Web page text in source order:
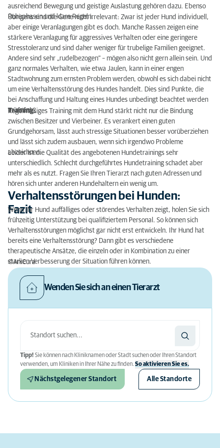
ausreichend Bewegung und geistige Auslastung gehören dazu. Ebenso
Ruhephasen und klare Regeln.
Übrigens sind die Gene nicht irrelevant: Zwar ist jeder Hund individuell,
aber einige Veranlagungen gibt es doch. Manche Rassen zeigen eine
stärkere Veranlagung für aggressives Verhalten oder eine geringere
Stresstoleranz und sind daher weniger für trubelige Familien geeignet.
Andere sind sehr „rudelbezogen“ – mögen also nicht gern allein sein. Und
ganz normales Verhalten, wie etwa Jaulen, kann in einer engen
Stadtwohnung zum ernsten Problem werden, obwohl es sich dabei nicht
um eine Verhaltensstörung des Hundes handelt. Dies sind Punkte, die
bei Anschaffung und Haltung eines Hundes unbedingt beachtet werden
müssen!
Training:
Regelmäßiges Training mit dem Hund stärkt nicht nur die Bindung
zwischen Besitzer und Vierbeiner. Es verankert einen guten
Grundgehorsam, lässt auch stressige Situationen besser vorüberziehen
und lässt sich zudem ausbauen, wenn sich irgendwo Probleme
abzeichnen.
Leider ist die Qualität des angebotenen Hundetrainings sehr
unterschiedlich. Schlecht durchgeführtes Hundetraining schadet aber
mehr als es nutzt. Fragen Sie Ihren Tierarzt nach guten Adressen und
hören sich unter anderen Hundehaltern ein wenig um.
Verhaltensstörungen bei Hunden:
Fazit
Wenn Ihr Hund auffälliges oder störendes Verhalten zeigt, holen Sie sich
frühzeitig Unterstützung bei qualifiziertem Personal. So können sich
Verhaltensstörungen möglichst gar nicht erst entwickeln. Ihr Hund hat
bereits eine Verhaltensstörung? Dann gibt es verschiedene
therapeutische Ansätze, die einzeln oder in Kombination zu einer
starken Verbesserung der Situation führen können.
©AniCura
Wenden Sie sich an einen Tierarzt
Tipp! Sie können nach Kliniknamen oder Stadt suchen oder Ihren Standort
verwenden, um Kliniken in Ihrer Nähe zu finden. So aktivieren Sie es.
Nächstgelegener Standort Alle Standorte